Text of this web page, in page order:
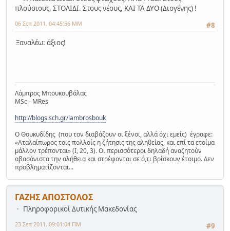
πλούσιους, ΣΤΟΛΙΔΙ. Στους νέους, ΚΑΙ ΤΑ ΔΥΟ (Διογένης) !
#8
06 Σεπ 2011, 04:45:56 ΜΜ
Ξαναλέω: άξιος!
Λάμπρος Μπουκουβάλας
MSc - MRes
http://blogs.sch.gr/lambrosbouk
Ο Θουκυδίδης (που τον διαβάζουν οι ξένοι, αλλά όχι εμείς) έγραφε:
«Αταλαίπωρος τοις πολλοίς η ζήτησις της αληθείας, και επί τα ετοίμα
μάλλον τρέπονται» (Ι, 20, 3). Οι περισσότεροι δηλαδή αναζητούν
αβασάνιστα την αλήθεια και στρέφονται σε ό,τι βρίσκουν έτοιμο. Δεν
προβληματίζονται...
ΓΑΖΗΣ ΑΠΟΣΤΟΛΟΣ
Πληροφορικοί Δυτικής Μακεδονίας
#9
23 Σεπ 2011, 09:01:04 ΠΜ